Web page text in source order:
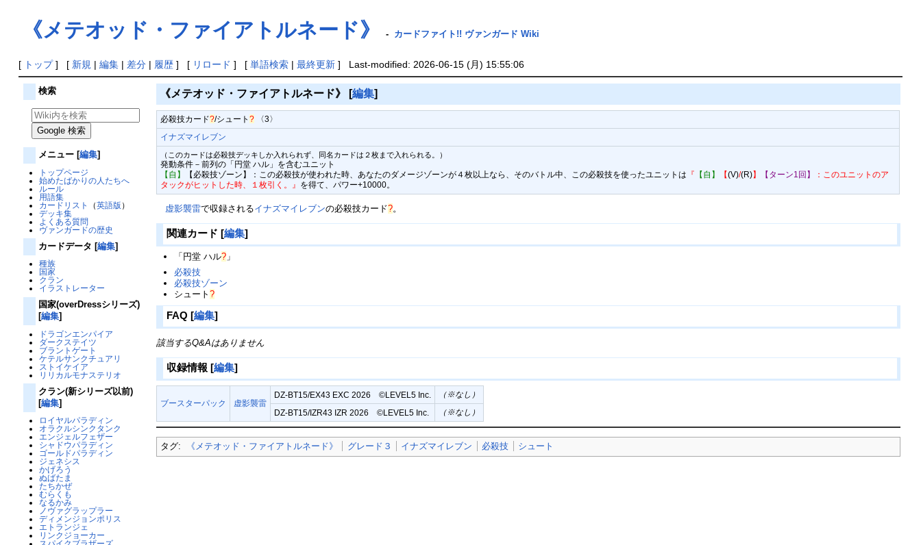
《メテオッド・ファイアトルネード》 - カードファイト!! ヴァンガード Wiki
[ トップ] [ 新規 | 編集| 差分| 履歴] [ リロード ] [ 単語検索| 最終更新] Last-modified: 2026-06-15 (月) 15:55:06
検索
メニュー [編集]
トップページ
始めたばかりの人たちへ
ルール
用語集
カードリスト
（英語版 ）
デッキ集
よくある質問
ヴァンガードの歴史
カードデータ [編集]
種族
国家
クラン
イラストレーター
国家(overDressシリーズ)
[編集]
ドラゴンエンパイア
ダークステイツ
ブラントゲート
ケテルサンクチュアリ
ストイケイア
リリカルモナステリオ
クラン(新シリーズ以前)
[編集]
ロイヤルパラディン
オラクルシンクタンク
エンジェルフェザー
シャドウパラディン
ゴールドパラディン
ジェネシス
かげろう
ぬばたま
たちかぜ
むらくも
なるかみ
ノヴァグラップラー
ディメンジョンポリス
エトランジェ
リンクジョーカー
《メテオッド・ファイアトルネード》 [編集]
必殺技カード?/シュート? 〈3〉
イナズマイレブン
（このカードは必殺技デッキしか入れられず、同名カードは２枚まで入れられる。）
発動条件－前列の「円堂 ハル」を含むユニット
【自】
【必殺技ゾーン】：この必殺技が使われた時、あなたのダメージゾーンが４枚以上なら、そのバトル中、この必殺技を使ったユニットは 『 【自】 【(V)/(R)】 【ターン1回】
：このユニットのア
タックがヒットした時、１枚引く。』 を得て、パワー+10000。
虚影襲雷で収録されるイナズマイレブンの必殺技カード?。
関連カード [編集]
「 円堂 ハル? 」
必殺技
必殺技ゾーン
シュート?
FAQ [編集]
該当するQ&Aはありません
収録情報 [編集]
ブースターパック 虚影襲雷
DZ-BT15/EX43 EXC 2026 ©︎LEVEL5 Inc. （※なし）
DZ-BT15/IZR43 IZR 2026 ©︎LEVEL5 Inc. （※なし）
タグ: 《メテオッド・ファイアトルネード》 グレード３ イナズマイレブン 必殺技 シュート